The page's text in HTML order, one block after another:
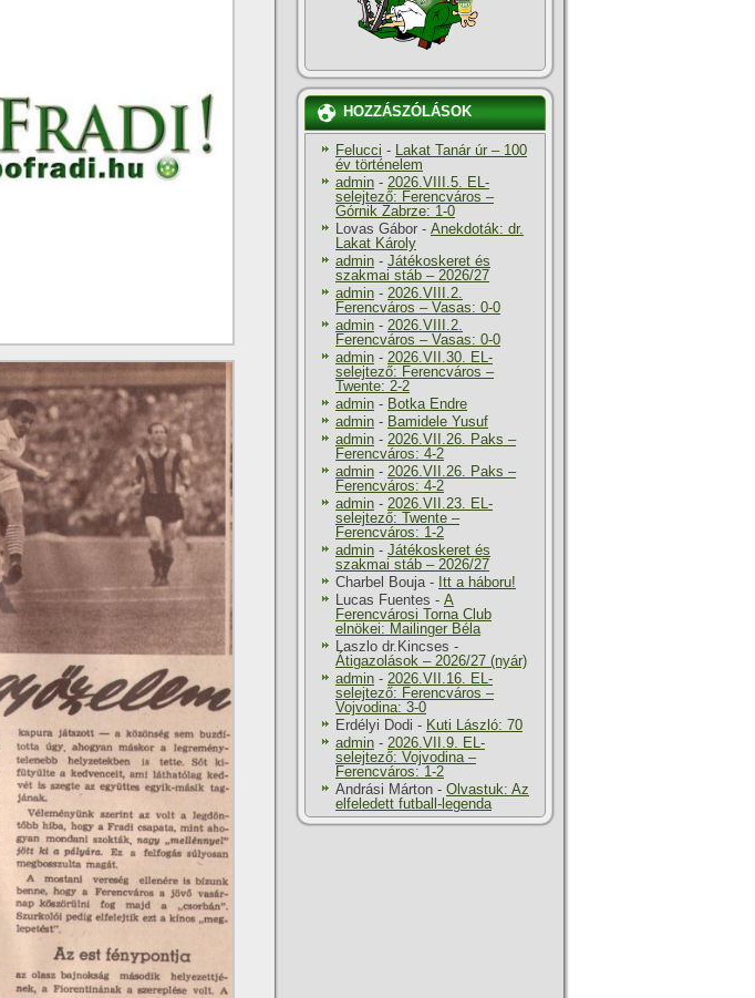
HOZZÁSZÓLÁSOK
Felucci - Lakat Tanár úr – 100
év történelem
admin - 2026.VIII.5. EL-
selejtező: Ferencváros –
Górnik Zabrze: 1-0
Lovas Gábor - Anekdoták: dr.
Lakat Károly
admin - Játékoskeret és
szakmai stáb – 2026/27
admin - 2026.VIII.2.
Ferencváros – Vasas: 0-0
admin - 2026.VIII.2.
Ferencváros – Vasas: 0-0
admin - 2026.VII.30. EL-
selejtező: Ferencváros –
Twente: 2-2
admin - Botka Endre
admin - Bamidele Yusuf
admin - 2026.VII.26. Paks –
Ferencváros: 4-2
admin - 2026.VII.26. Paks –
Ferencváros: 4-2
admin - 2026.VII.23. EL-
selejtező: Twente –
Ferencváros: 1-2
admin - Játékoskeret és
szakmai stáb – 2026/27
Charbel Bouja- Itt a háboru!
Lucas Fuentes - A
Ferencvárosi Torna Club
elnökei: Mailinger Béla
Laszlo dr.Kincses -
Átigazolások – 2026/27 (nyár)
admin - 2026.VII.16. EL-
selejtező: Ferencváros –
Vojvodina: 3-0
Erdélyi Dodi - Kuti László: 70
admin - 2026.VII.9. EL-
selejtező: Vojvodina –
Ferencváros: 1-2
Andrási Márton - Olvastuk: Az
elfeledett futball-legenda